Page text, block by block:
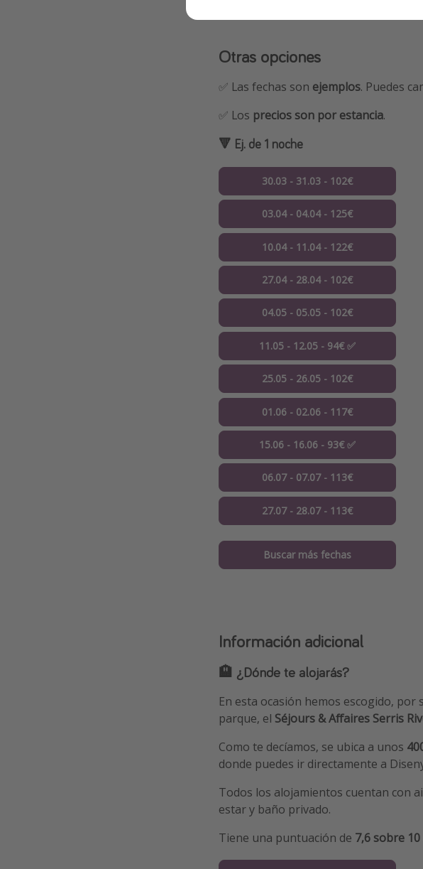
Otras opciones
✅ Las fechas son ejemplos. Puedes
✅ Los precios son por estancia.
🔻 Ej. de 1 noche
30.03 - 31.03 - 102€
03.04 - 04.04 - 125€
10.04 - 11.04 - 122€
27.04 - 28.04 - 102€
04.05 - 05.05 - 102€
11.05 - 12.05 - 94€ ✅
25.05 - 26.05 - 102€
01.06 - 02.06 - 117€
15.06 - 16.06 - 93€ ✅
06.07 - 07.07 - 113€
27.07 - 28.07 - 113€
Buscar más fechas
Información adicional
🏨 ¿Dónde te alojarás?
En esta ocasión hemos escogido,
parque, el Séjours & Affaires Serris
Como te decíamos, se ubica a unos
donde puedes ir directamente a
Todos los alojamientos cuentan con
estar y baño privado.
Tiene una puntuación de 7,6 sobre